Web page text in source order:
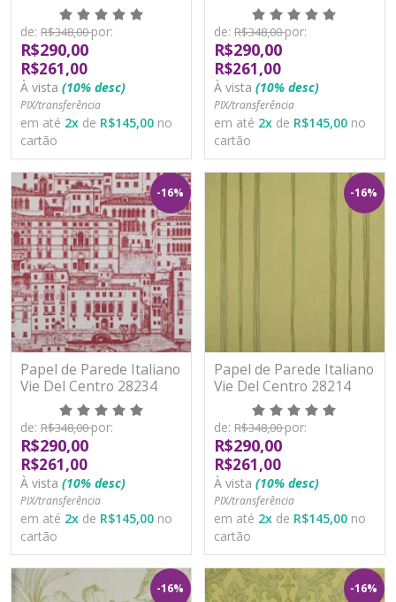
Vinílico Lavável
de: R$348,00por:
R$290,00
R$261,00
À vista (10% desc)
PIX/transferência
em até 2x de R$145,00 no
cartão
Vinílico Lavável
de: R$348,00por:
R$290,00
R$261,00
À vista (10% desc)
PIX/transferência
em até 2x de R$145,00 no
cartão
-16%
Papel de Parede Italiano
Vie Del Centro 28234
Vinílico Lavável
de: R$348,00por:
R$290,00
R$261,00
À vista (10% desc)
PIX/transferência
em até 2x de R$145,00 no
cartão
-16%
Papel de Parede Italiano
Vie Del Centro 28214
Vinílico Lavável
de: R$348,00por:
R$290,00
R$261,00
À vista (10% desc)
PIX/transferência
em até 2x de R$145,00 no
cartão
-16% -16%